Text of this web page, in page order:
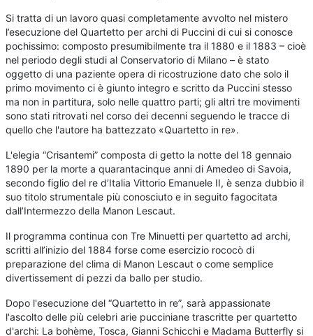
Si tratta di un lavoro quasi completamente avvolto nel mistero
l’esecuzione del Quartetto per archi di Puccini di cui si conosce
pochissimo: composto presumibilmente tra il 1880 e il 1883 – cioè
nel periodo degli studi al Conservatorio di Milano – è stato
oggetto di una paziente opera di ricostruzione dato che solo il
primo movimento ci è giunto integro e scritto da Puccini stesso
ma non in partitura, solo nelle quattro parti; gli altri tre movimenti
sono stati ritrovati nel corso dei decenni seguendo le tracce di
quello che l'autore ha battezzato «Quartetto in re».
L'elegia “Crisantemi” composta di getto la notte del 18 gennaio
1890 per la morte a quarantacinque anni di Amedeo di Savoia,
secondo figlio del re d’Italia Vittorio Emanuele II, è senza dubbio il
suo titolo strumentale più conosciuto e in seguito fagocitata
dall’Intermezzo della Manon Lescaut.
Il programma continua con Tre Minuetti per quartetto ad archi,
scritti all’inizio del 1884 forse come esercizio rococò di
preparazione del clima di Manon Lescaut o come semplice
divertissement di pezzi da ballo per studio.
Dopo l'esecuzione del “Quartetto in re”, sarà appassionate
l'ascolto delle più celebri arie pucciniane trascritte per quartetto
d'archi: La bohème, Tosca, Gianni Schicchi e Madama Butterfly si